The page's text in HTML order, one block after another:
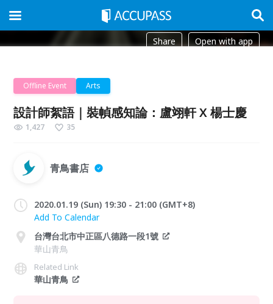
Share Open with app
Offline Event Arts
設計師絮語｜裝幀感知論：盧翊軒 X 楊士慶
1,427 35
青鳥書店
2020.01.19 (Sun) 19:30 - 21:00 (GMT+8)
Add To Calendar
台灣台北市中正區八德路一段1號
華山青鳥
Related Link
華山青鳥